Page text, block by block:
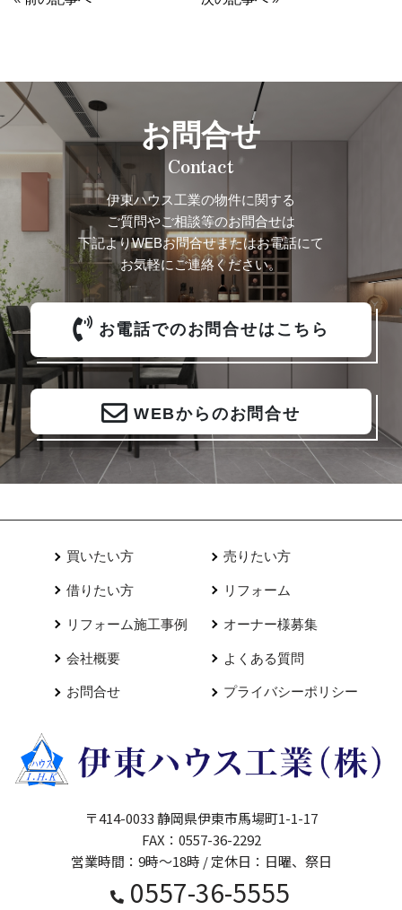
お問合せ
Contact
伊東ハウス工業の物件に関する
ご質問やご相談等のお問合せは
下記よりWEBお問合せまたはお電話にて
お気軽にご連絡ください。
お電話でのお問合せはこちら
WEBからのお問合せ
買いたい方 売りたい方
借りたい方 リフォーム
リフォーム施工事例 オーナー様募集
会社概要 よくある質問
お問合せ プライバシーポリシー
〒414-0033 静岡県伊東市馬場町1-1-17
FAX：0557-36-2292
営業時間：9時～18時 / 定休日：日曜、祭日
0557-36-5555